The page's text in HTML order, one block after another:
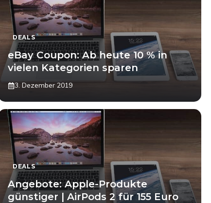
DEALS
eBay Coupon: Ab heute 10 % in
vielen Kategorien sparen
3. Dezember 2019
DEALS
Angebote: Apple-Produkte
günstiger | AirPods 2 für 155 Euro